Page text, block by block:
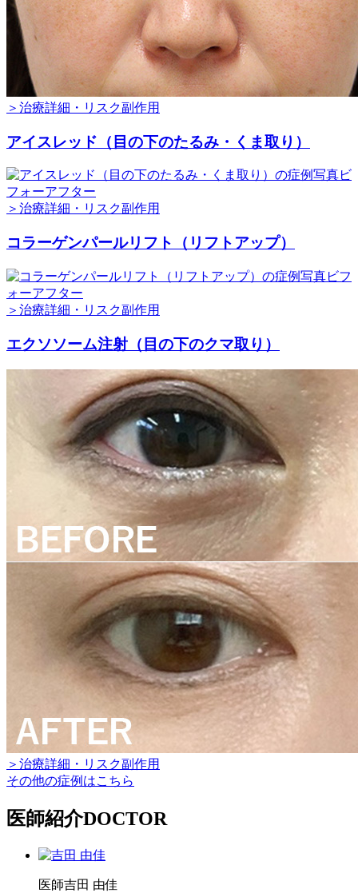
＞治療詳細・リスク副作用
アイスレッド（目の下のたるみ・くま取り）
＞治療詳細・リスク副作用
コラーゲンパールリフト（リフトアップ）
＞治療詳細・リスク副作用
エクソソーム注射（目の下のクマ取り）
＞治療詳細・リスク副作用
その他の症例はこちら
医師紹介DOCTOR
医師吉田 由佳